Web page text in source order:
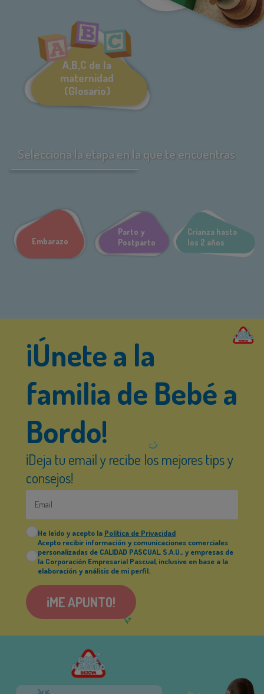
A,B,C de la
maternidad
(Glosario)
Selecciona la etapa en la que te encuentras
Embarazo
Parto y
Postparto
Crianza hasta
los 2 años
¡Únete a la
familia de Bebé a
Bordo!
¡Deja tu email y recibe los mejores tips y
consejos!
He leído y acepto la Política de Privacidad
Acepto recibir información y comunicaciones comerciales
personalizadas de CALIDAD PASCUAL, S.A.U., y empresas de
la Corporación Empresarial Pascual, inclusive en base a la
elaboración y análisis de mi perfil.
¡ME APUNTO!